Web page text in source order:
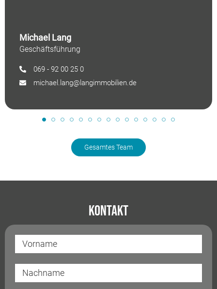
Michael Lang
Geschäftsführung
069 - 92 00 25 0
michael.lang@langimmobilien.de
Gesamtes Team
Kontakt